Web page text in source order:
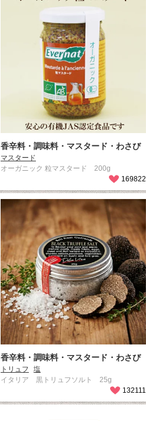
香辛料・調味料・マスタード・わさび
マスタード
オーガニック 粒マスタード 200g
169822
香辛料・調味料・マスタード・わさび
トリュフ
塩
イタリア 黒トリュフソルト 25g
132111